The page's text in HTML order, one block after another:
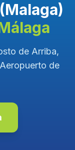
de Arriba,
de